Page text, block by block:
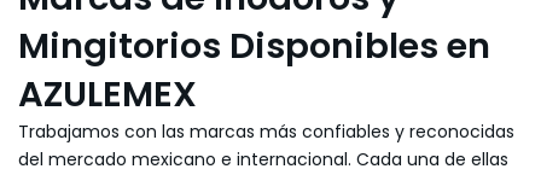
Mingitorios Disponibles en
AZULEMEX
Trabajamos con las marcas más confiables y reconocidas
del mercado mexicano e internacional. Cada una de ellas